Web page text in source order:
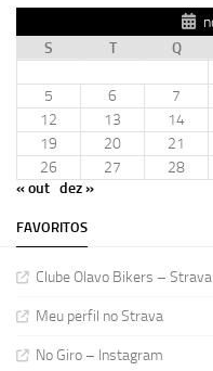
S
T Q
5
6 7
12
13 14
19
20 21
26
27 28
« out dez »
FAVORITOS
Clube Olavo Bikers – Strava
Meu perfil no Strava
No Giro – Instagram